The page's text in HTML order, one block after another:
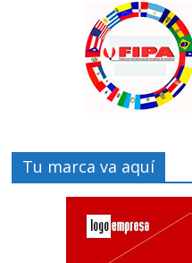
Tu marca va aquí